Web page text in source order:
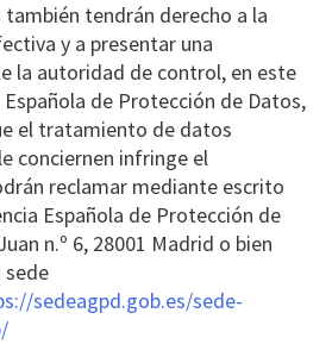
tendrán derecho a la
y a presentar una
la autoridad de control, en este
Española de Protección de Datos,
el tratamiento de datos
conciernen infringe el
reclamar mediante escrito
Española de Protección de
n.º 6, 28001 Madrid o bien
sede
sedeagpd.gob.es/sede-